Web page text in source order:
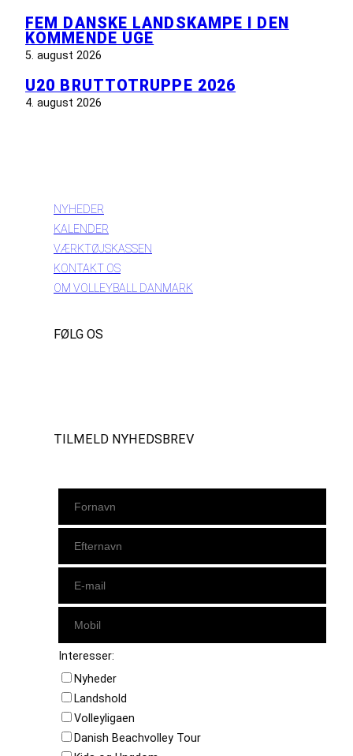
FEM DANSKE LANDSKAMPE I DEN
KOMMENDE UGE
5. august 2026
U20 BRUTTOTRUPPE 2026
4. august 2026
NYHEDER
KALENDER
VÆRKTØJSKASSEN
KONTAKT OS
OM VOLLEYBALL DANMARK
FØLG OS
TILMELD NYHEDSBREV
Interesser:
Nyheder
Landshold
Volleyligaen
Danish Beachvolley Tour